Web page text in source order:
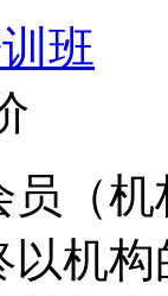
班
（
机